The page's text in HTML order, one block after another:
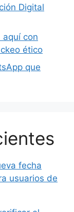
Digital
aquí con
ético
que
fecha
usuarios de